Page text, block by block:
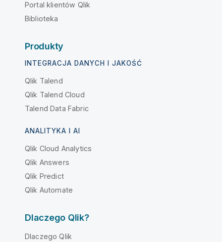
Portal klientów Qlik
Biblioteka
Produkty
INTEGRACJA DANYCH I JAKOŚĆ
Qlik Talend
Qlik Talend Cloud
Talend Data Fabric
ANALITYKA I AI
Qlik Cloud Analytics
Qlik Answers
Qlik Predict
Qlik Automate
Dlaczego Qlik?
Dlaczego Qlik